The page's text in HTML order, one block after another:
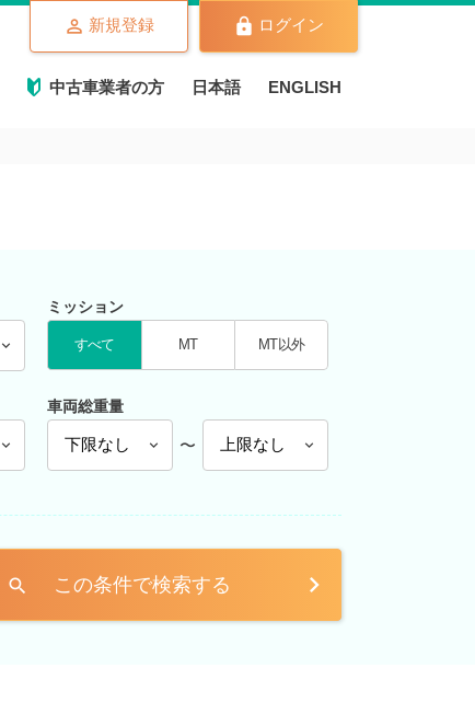
中古車業者の方 日本語 ENGLISH
新規登録 ログイン
ミッション
すべて MT MT以外
車両総重量
〜
search この条件で検索する